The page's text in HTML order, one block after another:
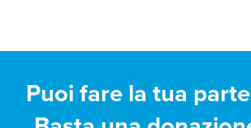
Puoi fare la tua